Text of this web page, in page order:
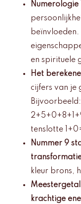
Numerologie
beïnvloeden.
en spirituele
Het
cijfers van je
tenslotte
Nummer 9
kleur brons,
krachtige